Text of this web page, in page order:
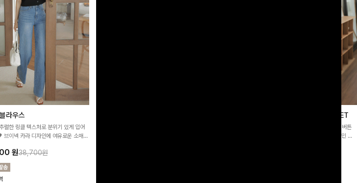
라우스
럴한 링클 텍스처로 분위기 있게 입어
브이넥 카라 디자인에 여유로운 소매핏
원38,700원
제딧레이어드 블라우스+플레어팬츠SET
[완성도높은💗]레이어드한 듯 자연스러운 나시와 버튼
원피스가 함께 구성된 세트 아이템입니다. 코디 고민 없